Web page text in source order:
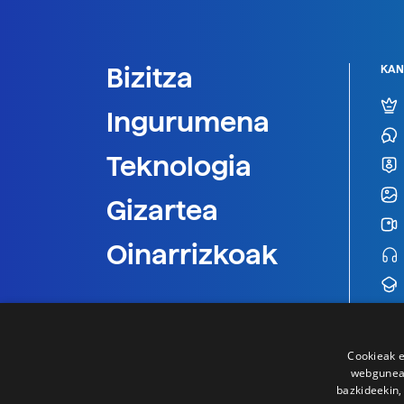
Bizitza
Ingurumena
Teknologia
Gizartea
Oinarrizkoak
Cookieak